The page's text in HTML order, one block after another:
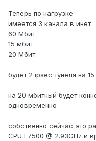
Теперь по нагрузке
имеется 3 канала в инет
60 Мбит
15 мбит
20 Мбит
будет 2 ipsec тунеля на
на 20 мбитный будет
одновременно
собственно сейчас это
CPU E7500 @ 2.93GHz и